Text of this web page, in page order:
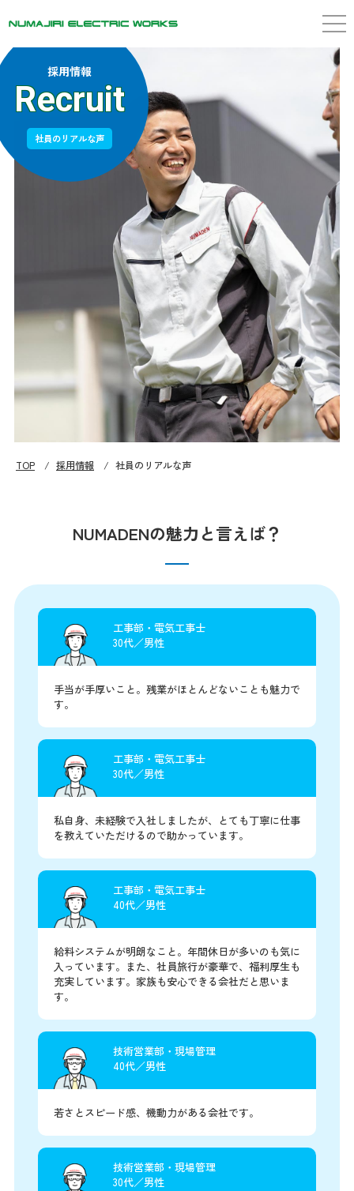
企業情報
業務紹介
Business
施工実績
Achievement
SDGsへの取り組み
SDGs
採用情報
Recruit
職場環境・福利厚生
育成プラン・教育制度
社員のリアルな声
募集要項
お問い合わせ
Contact
採用情報
Recruit
社員のリアルな声
TOP 採用情報 社員のリアルな声
NUMADENの魅力と言えば？
工事部・電気工事士
30代／男性
手当が手厚いこと。残業がほとんどないことも魅力で
す。
工事部・電気工事士
30代／男性
私自身、未経験で入社しましたが、とても丁寧に仕事
を教えていただけるので助かっています。
工事部・電気工事士
40代／男性
給料システムが明朗なこと。年間休日が多いのも気に
入っています。また、社員旅行が豪華で、福利厚生も
充実しています。家族も安心できる会社だと思いま
す。
技術営業部・現場管理
40代／男性
若さとスピード感、機動力がある会社です。
技術営業部・現場管理
30代／男性